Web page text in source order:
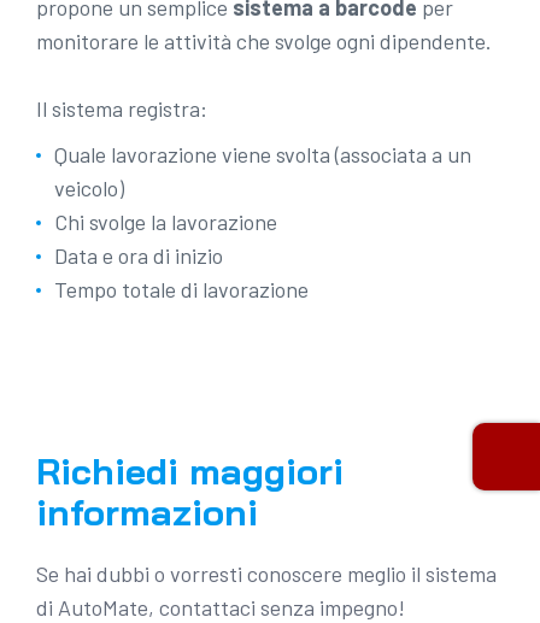
propone un semplice sistema a barcode per
monitorare le attività che svolge ogni dipendente.
Il sistema registra:
Quale lavorazione viene svolta (associata a un
veicolo)
Chi svolge la lavorazione
Data e ora di inizio
Tempo totale di lavorazione
Richiedi maggiori
informazioni
Se hai dubbi o vorresti conoscere meglio il sistema
di AutoMate, contattaci senza impegno!